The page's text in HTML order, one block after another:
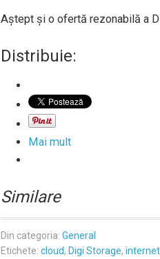
Aştept şi o ofertă rezonabilă a
Distribuie:
Mai mult
Similare
Din categoria: General
Etichete: cloud, Digi Storage, internet